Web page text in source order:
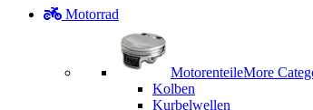
Motorrad
MotorenteileMore
Kolben
Kurbelwellen